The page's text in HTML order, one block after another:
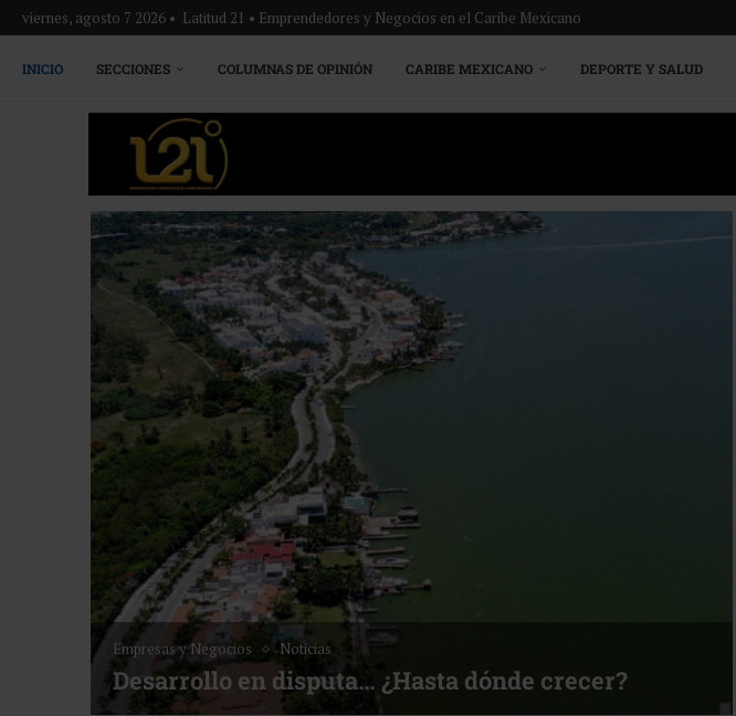
viernes, agosto 7 2026 • Latitud 21 • Emprendedores y Negocios en el Caribe Mexicano
INICIO SECCIONES COLUMNAS DE OPINIÓN CARIBE MEXICANO DEPORTE Y SALUD
Empresas y Negocios Noticias
Desarrollo en disputa… ¿Hasta dónde crecer?